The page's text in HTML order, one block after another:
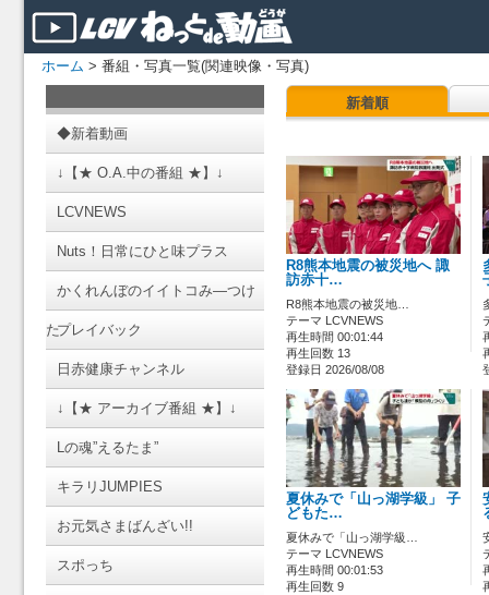
ホーム > 番組・写真一覧(関連映像・写真)
◆新着動画
↓【★ O.A.中の番組 ★】↓
LCVNEWS
Nuts！日常にひと味プラス
かくれんぼのイイトコみ―つけ
たプレイバック
日赤健康チャンネル
↓【★ アーカイブ番組 ★】↓
Lの魂”えるたま”
キラリJUMPIES
お元気さまばんざい!!
スポっち
新着順
R8熊本地震の被災地へ 諏
訪赤十…
R8熊本地震の被災地…
テーマ LCVNEWS
再生時間 00:01:44
再生回数 13
登録日 2026/08/08
夏休みで「山っ湖学級」 子
どもた…
夏休みで「山っ湖学級…
テーマ LCVNEWS
再生時間 00:01:53
再生回数 9